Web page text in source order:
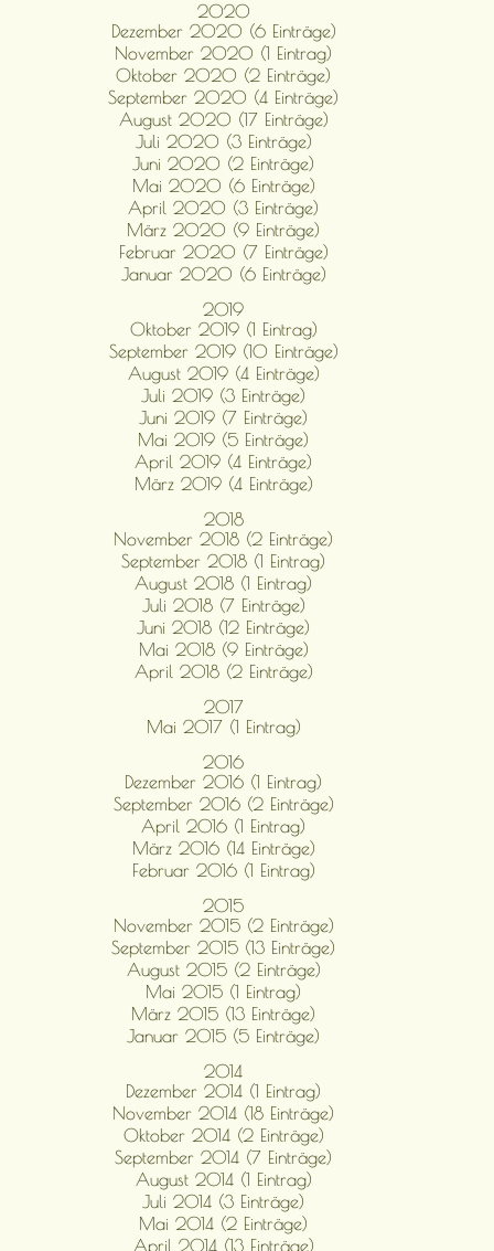
2020
Dezember 2020 (6 Einträge)
November 2020 (1 Eintrag)
Oktober 2020 (2 Einträge)
September 2020 (4 Einträge)
August 2020 (17 Einträge)
Juli 2020 (3 Einträge)
Juni 2020 (2 Einträge)
Mai 2020 (6 Einträge)
April 2020 (3 Einträge)
März 2020 (9 Einträge)
Februar 2020 (7 Einträge)
Januar 2020 (6 Einträge)
2019
Oktober 2019 (1 Eintrag)
September 2019 (10 Einträge)
August 2019 (4 Einträge)
Juli 2019 (3 Einträge)
Juni 2019 (7 Einträge)
Mai 2019 (5 Einträge)
April 2019 (4 Einträge)
März 2019 (4 Einträge)
2018
November 2018 (2 Einträge)
September 2018 (1 Eintrag)
August 2018 (1 Eintrag)
Juli 2018 (7 Einträge)
Juni 2018 (12 Einträge)
Mai 2018 (9 Einträge)
April 2018 (2 Einträge)
2017
Mai 2017 (1 Eintrag)
2016
Dezember 2016 (1 Eintrag)
September 2016 (2 Einträge)
April 2016 (1 Eintrag)
März 2016 (14 Einträge)
Februar 2016 (1 Eintrag)
2015
November 2015 (2 Einträge)
September 2015 (13 Einträge)
August 2015 (2 Einträge)
Mai 2015 (1 Eintrag)
März 2015 (13 Einträge)
Januar 2015 (5 Einträge)
2014
Dezember 2014 (1 Eintrag)
November 2014 (18 Einträge)
Oktober 2014 (2 Einträge)
September 2014 (7 Einträge)
August 2014 (1 Eintrag)
Juli 2014 (3 Einträge)
Mai 2014 (2 Einträge)
April 2014 (13 Einträge)